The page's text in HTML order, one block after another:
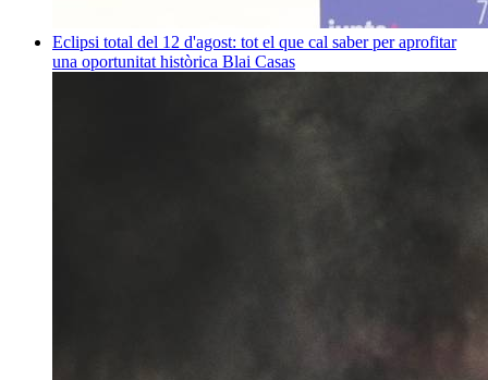
Eclipsi total del 12 d'agost: tot el que cal saber per aprofitar
una oportunitat històrica Blai Casas